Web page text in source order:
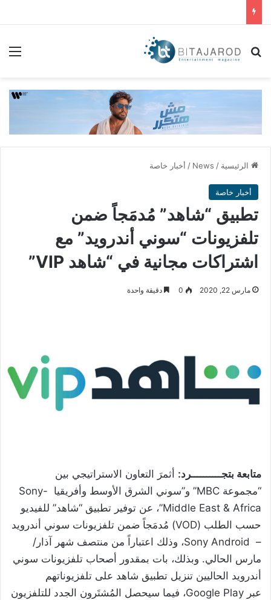
بحث عن
الرئيسية /
News
/ أخبار خاصة
أخبار خاصة
تطبيق “شاهد” مُدمَجاً ضمن
تلفزيونات “سوني أندرويد” مع
اشتراكات مجانية في “شاهد VIP”
مارس 22, 2020 0 دقيقة واحدة
متابعة بتجــــــــــرد: أثمرَ التعاون الاستراتيجي بين
“مجموعة MBC” و”سوني الشرق الأوسط وأفريقيا -Sony
Middle East & Africa”، عن توفير تطبيق “شاهد” للفيديو
حسب الطلب (VOD) مُدمَجاً ضمن تلفزيونات سوني أندرويد
– Sony Android، وذلك اعتباراً من منتصف شهر آذار/
مارس الحالي. وبذلك، بات بمقدور أصحاب تلفزيونات سوني
أندرويد الحاليين تنزيل تطبيق شاهد على تلفزيوناتهم
عبر Google Play، فيما سيحصل المُشتَرون الجدد للتلفزيون